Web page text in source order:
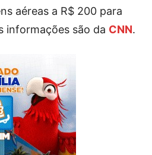
aéreas a R$ 200 para
informações são da CNN.